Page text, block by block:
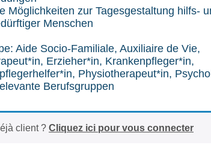
Möglichkeiten zur Tagesgestaltung hilfs-
Menschen
Aide Socio-Familiale, Auxiliaire de Vie,
Erzieher*in, Krankenpfleger*in,
Physiotherapeut*in,
Berufsgruppen
client ? Cliquez ici pour vous connecter